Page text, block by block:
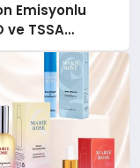
Emisyonlu
ve TSSA